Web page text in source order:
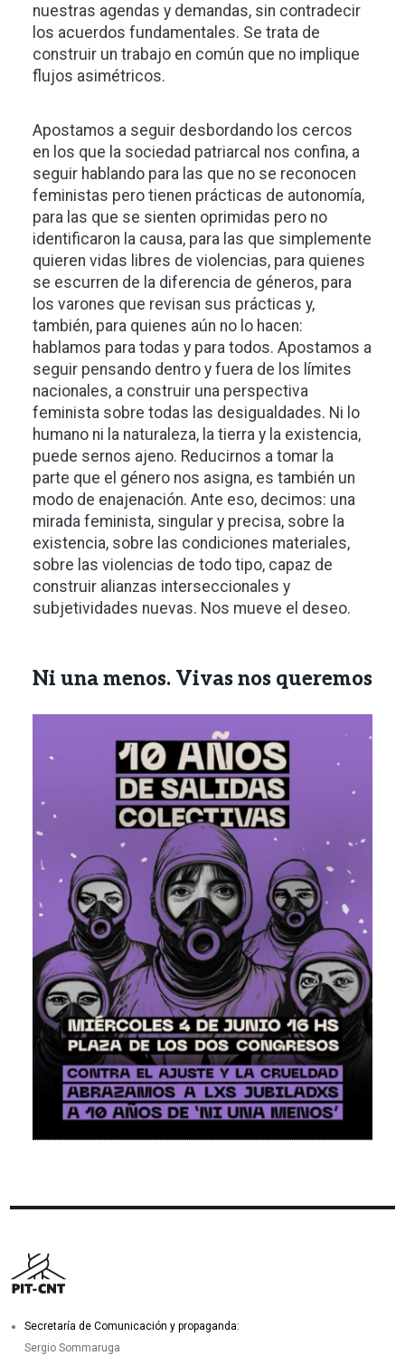
nuestras agendas y demandas, sin contradecir
los acuerdos fundamentales. Se trata de
construir un trabajo en común que no implique
flujos asimétricos.
Apostamos a seguir desbordando los cercos
en los que la sociedad patriarcal nos confina, a
seguir hablando para las que no se reconocen
feministas pero tienen prácticas de autonomía,
para las que se sienten oprimidas pero no
identificaron la causa, para las que simplemente
quieren vidas libres de violencias, para quienes
se escurren de la diferencia de géneros, para
los varones que revisan sus prácticas y,
también, para quienes aún no lo hacen:
hablamos para todas y para todos. Apostamos a
seguir pensando dentro y fuera de los límites
nacionales, a construir una perspectiva
feminista sobre todas las desigualdades. Ni lo
humano ni la naturaleza, la tierra y la existencia,
puede sernos ajeno. Reducirnos a tomar la
parte que el género nos asigna, es también un
modo de enajenación. Ante eso, decimos: una
mirada feminista, singular y precisa, sobre la
existencia, sobre las condiciones materiales,
sobre las violencias de todo tipo, capaz de
construir alianzas interseccionales y
subjetividades nuevas. Nos mueve el deseo.
Ni una menos. Vivas nos queremos
Secretaría de Comunicación y propaganda:
Sergio Sommaruga